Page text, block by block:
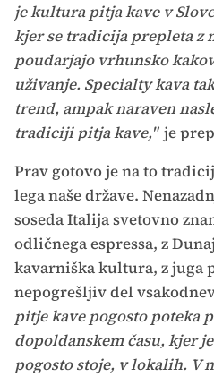
je kultura pitja kave v
kjer se tradicija prepleta
poudarjajo vrhunsko
uživanje. Specialty kava
trend, ampak naraven
tradiciji pitja kave," je
Prav gotovo je na to
lega naše države.
soseda Italija svetovno
odličnega espressa, z
kavarniška kultura, z juga
nepogrešljiv del
pitje kave pogosto poteka
dopoldanskem času, kjer
pogosto stoje, v lokalih. V